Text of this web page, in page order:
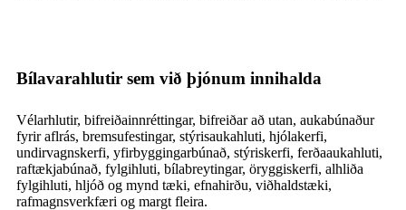
Bílavarahlutir sem við þjónum innihalda
Vélarhlutir, bifreiðainnréttingar, bifreiðar að utan, aukabúnaður
fyrir aflrás, bremsufestingar, stýrisaukahluti, hjólakerfi,
undirvagnskerfi, yfirbyggingarbúnað, stýriskerfi, ferðaaukahluti,
raftækjabúnað, fylgihluti, bílabreytingar, öryggiskerfi, alhliða
fylgihluti, hljóð og mynd tæki, efnahirðu, viðhaldstæki,
rafmagnsverkfæri og margt fleira.